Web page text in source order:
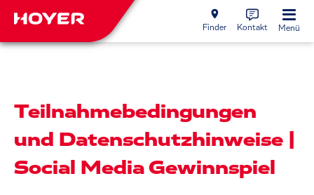
Finder Kontakt Menü
Teilnahmebedingungen
und Datenschutzhinweise |
Social Media Gewinnspiel